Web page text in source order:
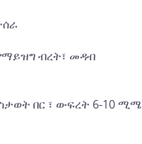
ብረት፣ መዳብ
በር ፣ ውፍረት 6-10 ሚሜ